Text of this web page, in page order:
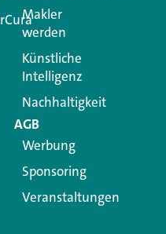
wird nicht veröffentlicht.
sind mit
Makler
werden
Künstliche
Intelligenz
Nachhaltigkeit
AGB
Werbung
Sponsoring
Veranstaltungen